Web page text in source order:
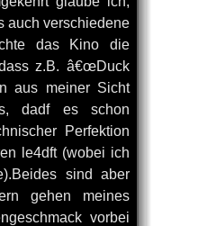
auch verschiedene
das Kino die
z.B. â€œDuck
aus meiner Sicht
dadf es schon
Perfektion
le4dft (wobei ich
sind aber
gehen meines
vorbei